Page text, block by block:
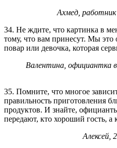
Ахмед, работник
34. Не ждите, что картинка в
тому, что вам принесут. Мы это
повар или девочка, которая
Валентина, официантка в
35. Помните, что многое
правильность приготовления
продуктов. И знайте,
передают, кто хороший гость, а
Алексей,